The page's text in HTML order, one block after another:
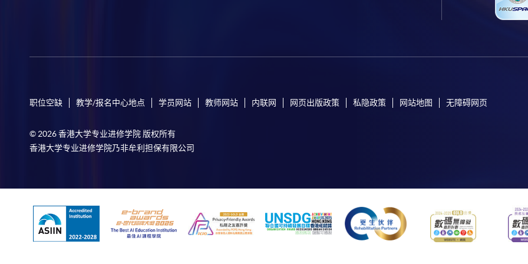
职位空缺 教学/报名中心地点 学员网站 教师网站 内联网 网页出版政策 私隐政策 网站地图 无障碍网页
© 2026 香港大学专业进修学院 版权所有
香港大学专业进修学院乃非牟利担保有限公司